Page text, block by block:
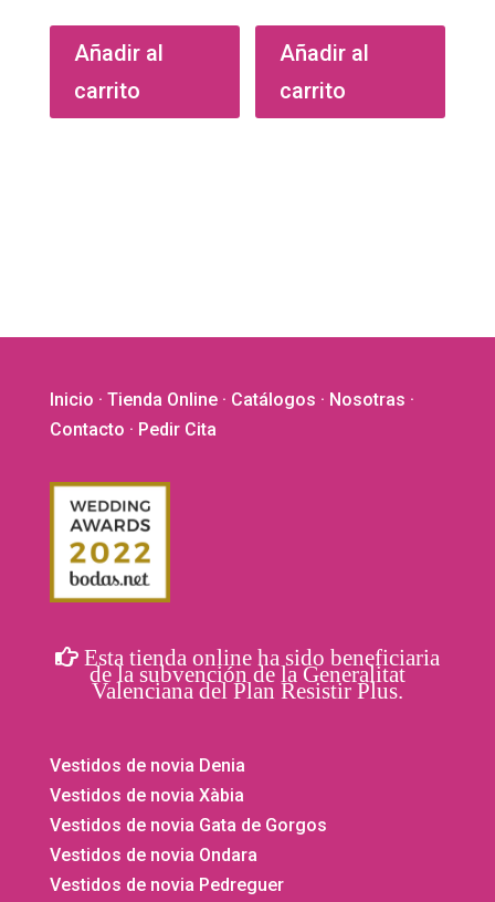
Añadir al
carrito
original
132,00€.
Añadir al
carrito
Inicio · Tienda Online· Catálogos · Nosotras ·
Contacto · Pedir Cita
Esta tienda online ha sido beneficiaria
de la subvención de la Generalitat
Valenciana del Plan Resistir Plus.
Vestidos de novia Denia
Vestidos de novia Xàbia
Vestidos de novia Gata de Gorgos
Vestidos de novia Ondara
Vestidos de novia Pedreguer